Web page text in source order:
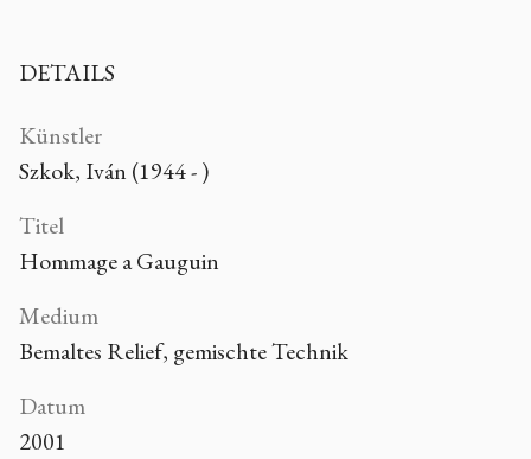
DETAILS
Künstler
Szkok, Iván (1944 - )
Titel
Hommage a Gauguin
Medium
Bemaltes Relief, gemischte Technik
Datum
2001